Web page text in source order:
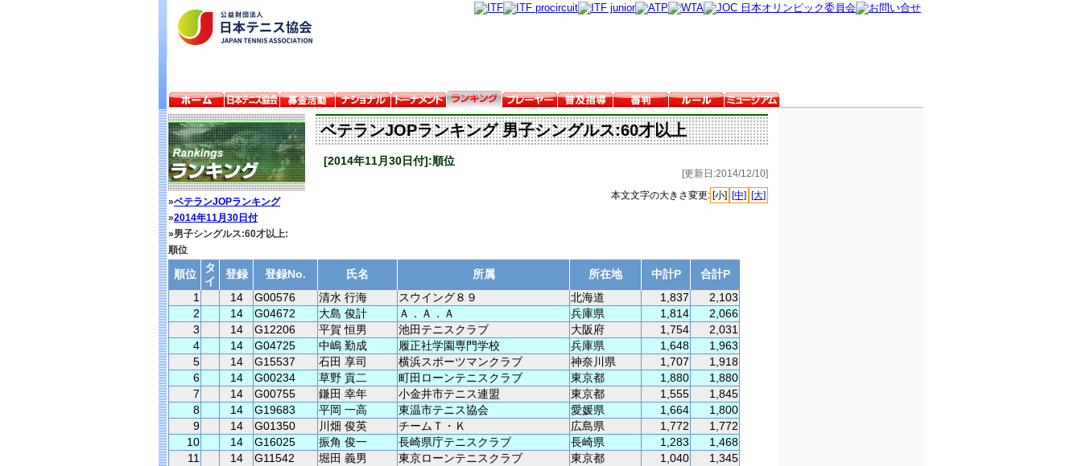
»ベテランJOPランキング
»2014年11月30日付
»男子シングルス:60才以上:
順位
ベテランJOPランキング 男子シングルス:60才以上
[2014年11月30日付]:順位
[更新日:2014/12/10]
本文文字の大きさ変更: [小] [中] [大]
順位
タ
イ
登録 登録No. 氏名 所属 所在地 中計P
合計P
1
14 G00576 清水 行海 スウイング８９ 北海道 1,837
2,103
2
14 G04672 大島 俊計 Ａ．Ａ．Ａ 兵庫県 1,814
2,066
3
14 G12206 平賀 恒男 池田テニスクラブ 大阪府 1,754
2,031
4
14 G04725 中嶋 勤成 履正社学園専門学校 兵庫県 1,648
1,963
5
14 G15537 石田 享司 横浜スポーツマンクラブ 神奈川県 1,707
1,918
6
14 G00234 草野 貢二 町田ローンテニスクラブ 東京都 1,880
1,880
7
14 G00755 鎌田 幸年 小金井市テニス連盟 東京都 1,555
1,845
8
14 G19683 平岡 一高 東温市テニス協会 愛媛県 1,664
1,800
9
14 G01350 川畑 俊英 チームＴ・Ｋ 広島県 1,772
1,772
10
14 G16025 振角 俊一 長崎県庁テニスクラブ 長崎県 1,283
1,468
11
14 G11542 堀田 義男 東京ローンテニスクラブ 東京都 1,040
1,345